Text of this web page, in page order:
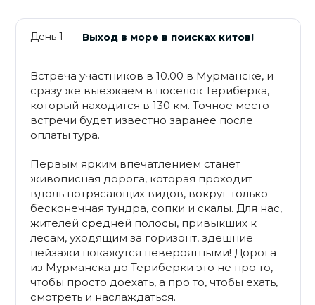
День 1 Выход в море в поисках китов!
Встреча участников в 10.00 в Мурманске, и
сразу же выезжаем в поселок Териберка,
который находится в 130 км. Точное место
встречи будет известно заранее после
оплаты тура.
Первым ярким впечатлением станет
живописная дорога, которая проходит
вдоль потрясающих видов, вокруг только
бесконечная тундра, сопки и скалы. Для нас,
жителей средней полосы, привыкших к
лесам, уходящим за горизонт, здешние
пейзажи покажутся невероятными! Дорога
из Мурманска до Териберки это не про то,
чтобы просто доехать, а про то, чтобы ехать,
смотреть и наслаждаться.